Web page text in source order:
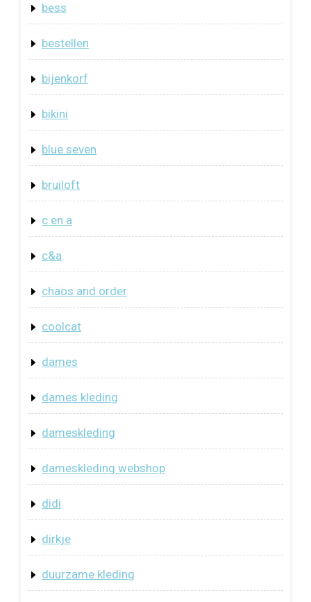
bess
bestellen
bijenkorf
bikini
blue seven
bruiloft
c en a
c&a
chaos and order
coolcat
dames
dames kleding
dameskleding
dameskleding webshop
didi
dirkje
duurzame kleding